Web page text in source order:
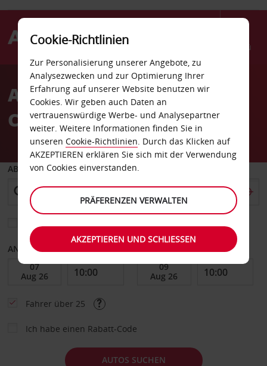
Menü
AvisAutovermietung
Collierville
ABHOLEN VON
ANFANGSDATUM
Fahrer über 25
Ich habe einen Rabatt-Code
AUTOS SUCHEN
Cookie-Richtlinien
Zur Personalisierung unserer Angebote, zu
Analysezwecken und zur Optimierung Ihrer
Erfahrung auf unserer Website benutzen wir
Cookies. Wir geben auch Daten an
vertrauenswürdige Werbe- und Analysepartner
weiter. Weitere Informationen finden Sie in
unseren Cookie-Richtlinien. Durch das Klicken auf
AKZEPTIEREN erklären Sie sich mit der Verwendung
von Cookies einverstanden.
PRÄFERENZEN VERWALTEN
AKZEPTIEREN UND SCHLIESSEN